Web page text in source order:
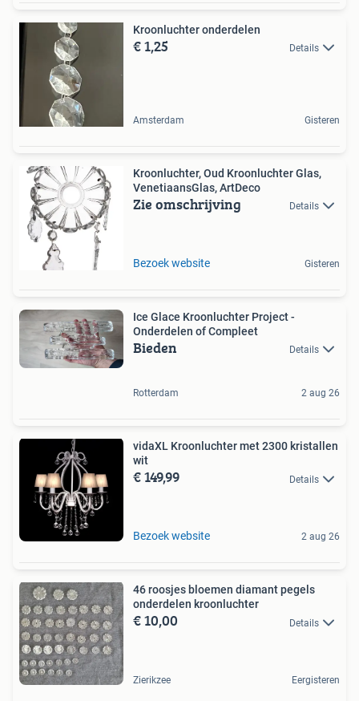
Kroonluchter onderdelen
€ 1,25 Details
Amsterdam Gisteren
Kroonluchter, Oud Kroonluchter Glas,
VenetiaansGlas, ArtDeco
Zie omschrijving Details
Bezoek website Gisteren
Ice Glace Kroonluchter Project -
Onderdelen of Compleet
Bieden Details
Rotterdam 2 aug 26
vidaXL Kroonluchter met 2300 kristallen
wit
€ 149,99 Details
Bezoek website 2 aug 26
46 roosjes bloemen diamant pegels
onderdelen kroonluchter
€ 10,00 Details
Zierikzee Eergisteren